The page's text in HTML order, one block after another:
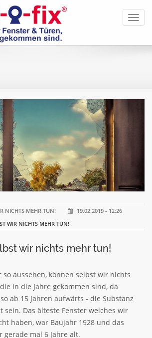
NICHTS MEHR TUN!
19.02.2019 - 12:26
WIR NICHTS MEHR TUN!
wir nichts mehr tun!
so aussehen, können selbst wir nichts
in die Jahre gekommen sind, da
ab 15 Jahren aufwärts - die Substanz
sein. Das älteste Fenster welches wir
haben, war Baujahr 1928 und das
gerade mal 6 Jahre alt.